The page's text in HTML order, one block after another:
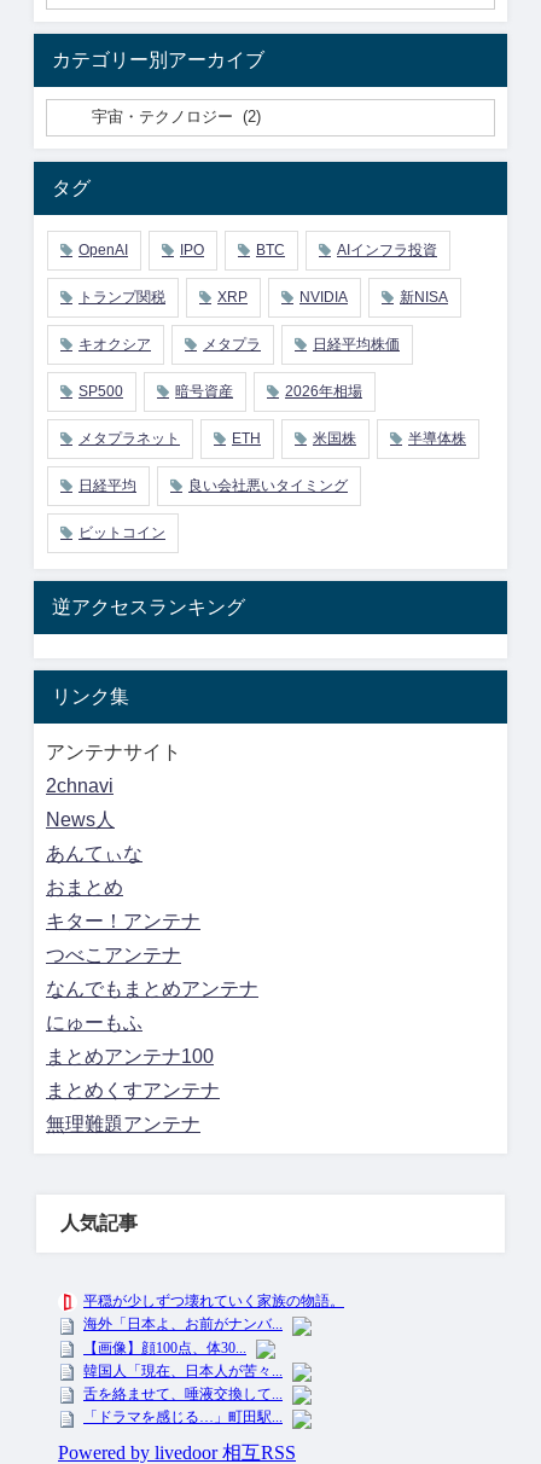
カテゴリー別アーカイブ
タグ
OpenAI IPO BTC AIインフラ投資
トランプ関税 XRP NVIDIA 新NISA
キオクシア メタプラ 日経平均株価
SP500 暗号資産 2026年相場
メタプラネット ETH 米国株 半導体株
日経平均 良い会社悪いタイミング
ビットコイン
逆アクセスランキング
リンク集
アンテナサイト
2chnavi
News人
あんてぃな
おまとめ
キター！アンテナ
つべこアンテナ
なんでもまとめアンテナ
にゅーもふ
まとめアンテナ100
まとめくすアンテナ
無理難題アンテナ
人気記事